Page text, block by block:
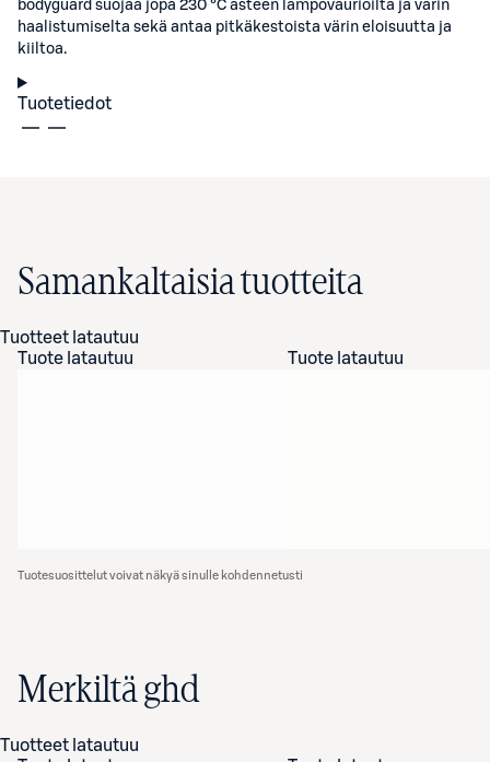
bodyguard suojaa jopa 230 °C asteen lämpövaurioilta ja värin
haalistumiselta sekä antaa pitkäkestoista värin eloisuutta ja
kiiltoa.
Tuotetiedot
Samankaltaisia tuotteita
Tuotteet latautuu
Tuote latautuu
Tuote latautuu
Tuotesuosittelut voivat näkyä sinulle kohdennetusti
Merkiltä ghd
Tuotteet latautuu